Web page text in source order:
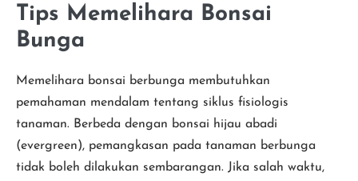
Tips Memelihara Bonsai
Bunga
Memelihara bonsai berbunga membutuhkan
pemahaman mendalam tentang siklus fisiologis
tanaman. Berbeda dengan bonsai hijau abadi
(evergreen), pemangkasan pada tanaman berbunga
tidak boleh dilakukan sembarangan. Jika salah waktu,